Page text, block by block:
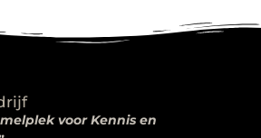
voor Kennis en